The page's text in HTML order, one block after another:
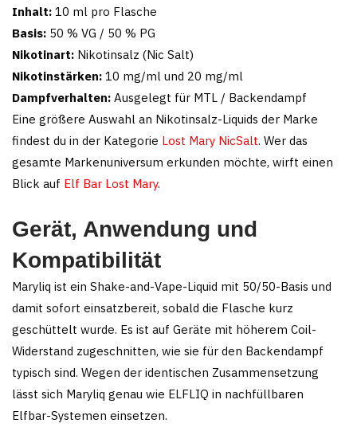
Inhalt: 10 ml pro Flasche
Basis: 50 % VG / 50 % PG
Nikotinart: Nikotinsalz (Nic Salt)
Nikotinstärken: 10 mg/ml und 20 mg/ml
Dampfverhalten: Ausgelegt für MTL / Backendampf
Eine größere Auswahl an Nikotinsalz-Liquids der Marke
findest du in der Kategorie Lost Mary NicSalt. Wer das
gesamte Markenuniversum erkunden möchte, wirft einen
Blick auf Elf Bar Lost Mary.
Gerät, Anwendung und
Kompatibilität
Maryliq ist ein Shake-and-Vape-Liquid mit 50/50-Basis und
damit sofort einsatzbereit, sobald die Flasche kurz
geschüttelt wurde. Es ist auf Geräte mit höherem Coil-
Widerstand zugeschnitten, wie sie für den Backendampf
typisch sind. Wegen der identischen Zusammensetzung
lässt sich Maryliq genau wie ELFLIQ in nachfüllbaren
Elfbar-Systemen einsetzen.